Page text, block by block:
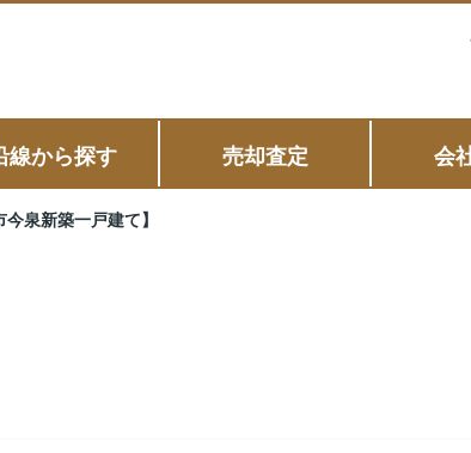
線から探す 売却査定 会
今泉新築一戸建て】